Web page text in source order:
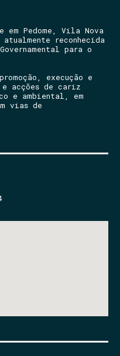
em Pedome, Vila Nova
atualmente reconhecida
para o
execução e
acções de cariz
e ambiental, em
vias de